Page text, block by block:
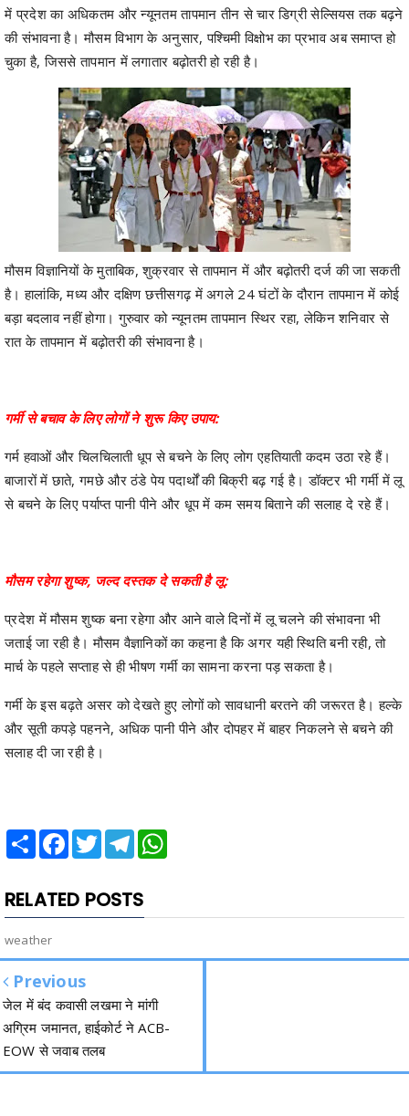
में प्रदेश का अधिकतम और न्यूनतम तापमान तीन से चार डिग्री सेल्सियस तक बढ़ने
की संभावना है। मौसम विभाग के अनुसार, पश्चिमी विक्षोभ का प्रभाव अब समाप्त हो
चुका है, जिससे तापमान में लगातार बढ़ोतरी हो रही है।
मौसम विज्ञानियों के मुताबिक, शुक्रवार से तापमान में और बढ़ोतरी दर्ज की जा सकती
है। हालांकि, मध्य और दक्षिण छत्तीसगढ़ में अगले 24 घंटों के दौरान तापमान में कोई
बड़ा बदलाव नहीं होगा। गुरुवार को न्यूनतम तापमान स्थिर रहा, लेकिन शनिवार से
रात के तापमान में बढ़ोतरी की संभावना है।
गर्मी से बचाव के लिए लोगों ने शुरू किए उपाय:
गर्म हवाओं और चिलचिलाती धूप से बचने के लिए लोग एहतियाती कदम उठा रहे हैं।
बाजारों में छाते, गमछे और ठंडे पेय पदार्थों की बिक्री बढ़ गई है। डॉक्टर भी गर्मी में लू
से बचने के लिए पर्याप्त पानी पीने और धूप में कम समय बिताने की सलाह दे रहे हैं।
मौसम रहेगा शुष्क, जल्द दस्तक दे सकती है लू:
प्रदेश में मौसम शुष्क बना रहेगा और आने वाले दिनों में लू चलने की संभावना भी
जताई जा रही है। मौसम वैज्ञानिकों का कहना है कि अगर यही स्थिति बनी रही, तो
मार्च के पहले सप्ताह से ही भीषण गर्मी का सामना करना पड़ सकता है।
गर्मी के इस बढ़ते असर को देखते हुए लोगों को सावधानी बरतने की जरूरत है। हल्के
और सूती कपड़े पहनने, अधिक पानी पीने और दोपहर में बाहर निकलने से बचने की
सलाह दी जा रही है।
Share Facebook
TwitterTelegram
RELATED POSTS
weather
Previous
जेल में बंद कवासी लखमा ने मांगी
अग्रिम जमानत, हाईकोर्ट ने ACB-
EOW से जवाब तलब